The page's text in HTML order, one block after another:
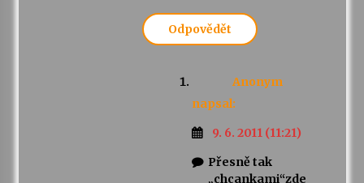
Odpovědět
Anonym
napsal:
9. 6. 2011 (11:21)
Přesně tak
„chcankami“zde